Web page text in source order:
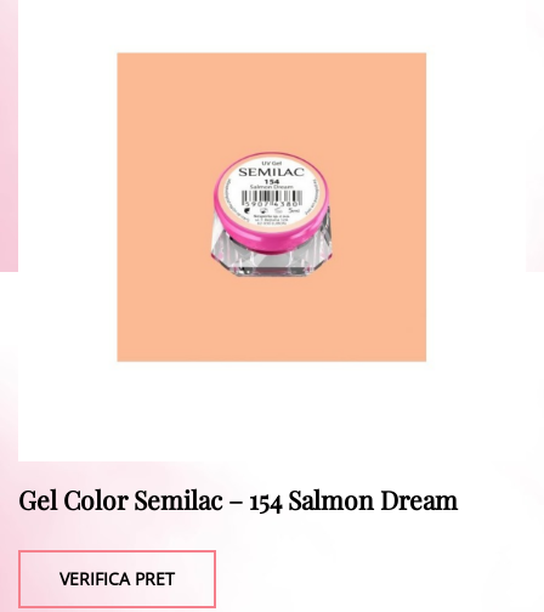
Gel Color Semilac – 154 Salmon Dream
VERIFICA PRET